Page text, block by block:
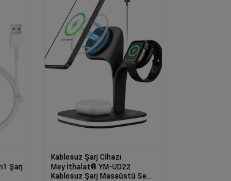
Kablosuz Şarj Cihazı
Mey İthalat® YM-UD22
Kablosuz Şarj Masaüstü Set -